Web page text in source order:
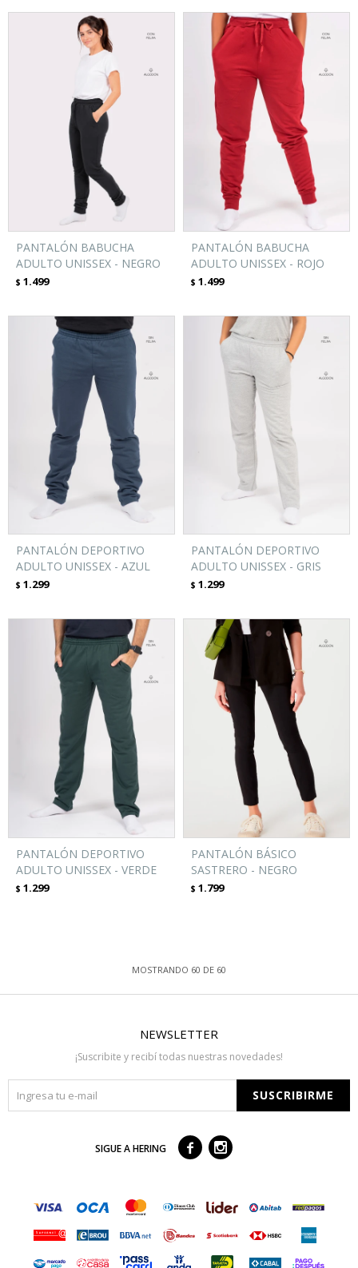
PANTALÓN BABUCHA
ADULTO UNISSEX - NEGRO
$ 1.499
PANTALÓN BABUCHA
ADULTO UNISSEX - ROJO
$ 1.499
PANTALÓN DEPORTIVO
ADULTO UNISSEX - AZUL
$ 1.299
PANTALÓN DEPORTIVO
ADULTO UNISSEX - GRIS
$ 1.299
PANTALÓN DEPORTIVO
ADULTO UNISSEX - VERDE
$ 1.299
PANTALÓN BÁSICO
SASTRERO - NEGRO
$ 1.799
MOSTRANDO 60 DE 60
NEWSLETTER
¡Suscribite y recibí todas nuestras novedades!
SUSCRIBIRME
SIGUE A HERING  